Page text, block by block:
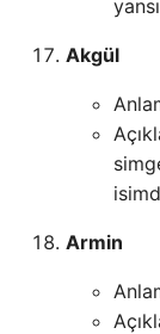
Akgül
Armin